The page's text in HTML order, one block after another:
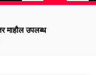
माहौल उपलब्ध